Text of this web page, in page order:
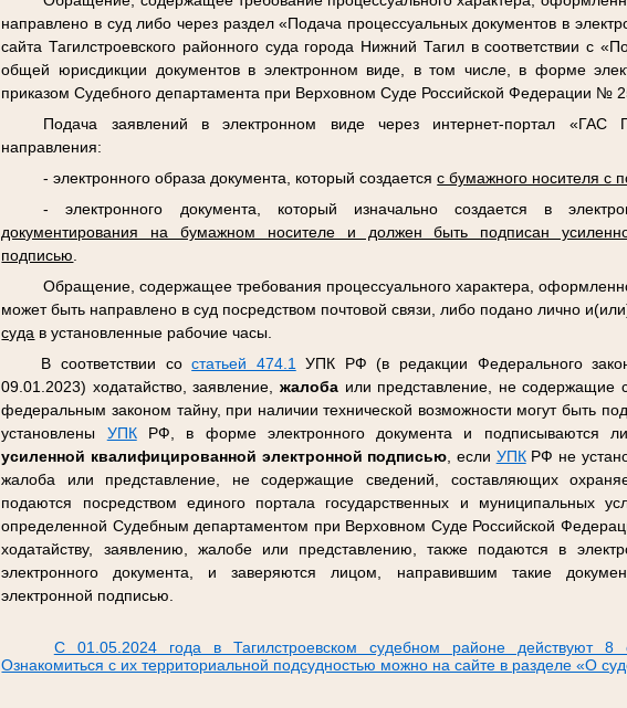
направлено в суд либо через раздел «Подача процессуальных документов в
сайта Тагилстроевского районного суда города Нижний Тагил в соответствии с
общей юрисдикции документов в электронном виде, в том числе, в форме
приказом Судебного департамента при Верховном Суде Российской Федерации №
Подача заявлений в электронном виде через интернет-портал «ГАС
направления:
- электронного образа документа, который создаетсяс бумажного носителя с
- электронного документа, который изначально создается в
документирования на бумажном носителе и должен быть подписан
подписью.
Обращение, содержащее требования процессуального характера,
может быть направлено в суд посредством почтовой связи, либо подано лично
суда в установленные рабочие часы.
В соответствии состатьей 474.1УПК РФ (в редакции Федерального
09.01.2023) ходатайство, заявление, жалоба или представление, не содержащие
федеральным законом тайну, при наличии технической возможности могут быть
установлены УПКРФ, в форме электронного документа и подписываются
усиленной квалифицированной электронной подписью, если УПКРФ не
жалоба или представление, не содержащие сведений, составляющих
подаются посредством единого портала государственных и муниципальных
определенной Судебным департаментом при Верховном Суде Российской
ходатайству, заявлению, жалобе или представлению, также подаются в
электронного документа, и заверяются лицом, направившим такие
электронной подписью.
С 01.05.2024 года в Тагилстроевском судебном районе действуют 8
Ознакомиться с их территориальной подсудностью можно на сайте в разделе «О